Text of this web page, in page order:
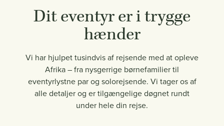
Dit eventyr er i trygge
hænder
Vi har hjulpet tusindvis af rejsende med at opleve
Afrika – fra nysgerrige børnefamilier til
eventyrlystne par og solorejsende. Vi tager os af
alle detaljer og er tilgængelige døgnet rundt
under hele din rejse.